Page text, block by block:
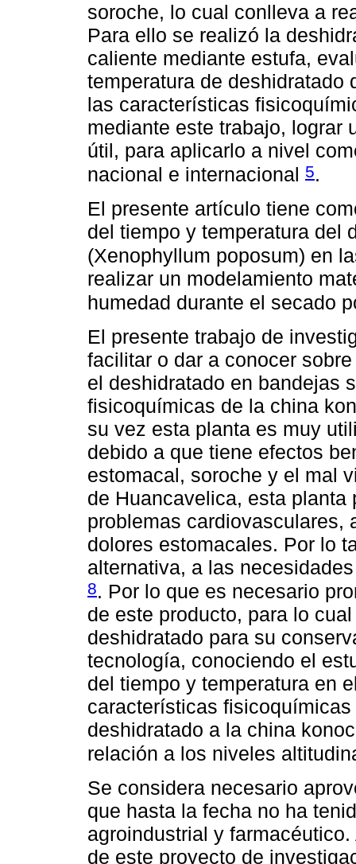
soroche, lo cual conlleva a
Para ello se realizó la
caliente mediante estufa,
temperatura de deshidratado
las características
mediante este trabajo, lograr
útil, para aplicarlo a nivel
nacional e internacional 5.
El presente artículo tiene
del tiempo y temperatura del
(Xenophyllum poposum) en
realizar un modelamiento
humedad durante el secado
El presente trabajo de
facilitar o dar a conocer
el deshidratado en bandejas
fisicoquímicas de la china
su vez esta planta es muy
debido a que tiene efectos
estomacal, soroche y el mal
de Huancavelica, esta
problemas cardiovasculares,
dolores estomacales. Por lo
alternativa, a las
8. Por lo que es necesario
de este producto, para lo
deshidratado para su
tecnología, conociendo el
del tiempo y temperatura en
características
deshidratado a la china
relación a los niveles
Se considera necesario
que hasta la fecha no ha
agroindustrial y
de este proyecto de